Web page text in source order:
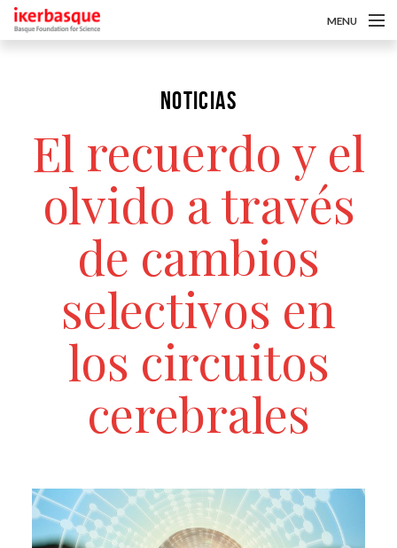
MENU
Investigadoras/es
Noticias
Intranet
NOTICIAS
El recuerdo y el
olvido a través
de cambios
selectivos en
los circuitos
cerebrales